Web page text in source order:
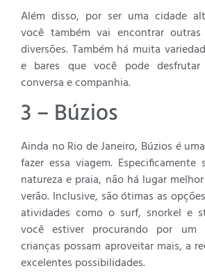
Além disso, por ser uma cidade
você também vai encontrar
diversões. Também há muita
e bares que você pode
conversa e companhia.
3 – Búzios
Ainda no Rio de Janeiro, Búzios é
fazer essa viagem.
natureza e praia, não há lugar
verão. Inclusive, são ótimas as
atividades como o surf, snorkel e
você estiver procurando por um
crianças possam aproveitar mais, a
excelentes possibilidades.